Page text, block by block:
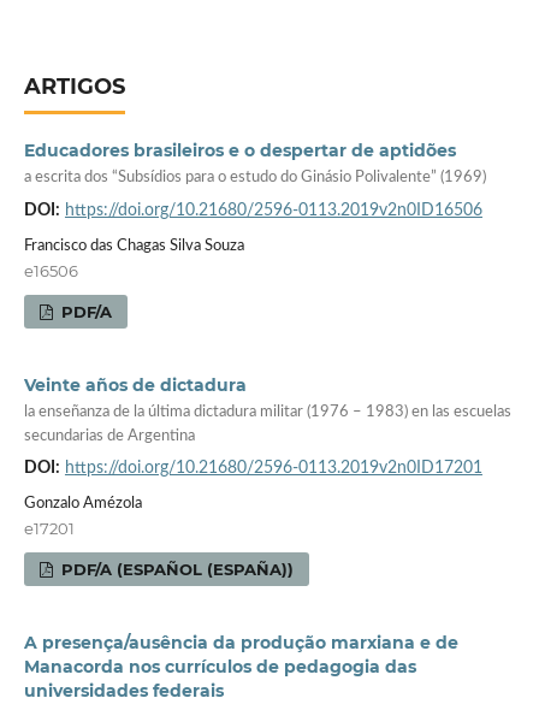
ARTIGOS
Educadores brasileiros e o despertar de aptidões
a escrita dos “Subsídios para o estudo do Ginásio Polivalente” (1969)
DOI: https://doi.org/10.21680/2596-0113.2019v2n0ID16506
Francisco das Chagas Silva Souza
e16506
PDF/A
Veinte años de dictadura
la enseñanza de la última dictadura militar (1976 – 1983) en las escuelas
secundarias de Argentina
DOI: https://doi.org/10.21680/2596-0113.2019v2n0ID17201
Gonzalo Amézola
e17201
PDF/A (ESPAÑOL (ESPAÑA))
A presença/ausência da produção marxiana e de
Manacorda nos currículos de pedagogia das
universidades federais